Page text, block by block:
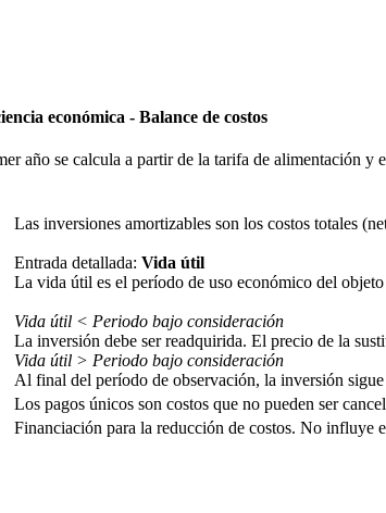
económica - Balance de costos
año se calcula a partir de la tarifa de alimentación y
Las inversiones amortizables son los costos totales
Entrada detallada: Vida útil
La vida útil es el período de uso económico del
Vida útil < Periodo bajo consideración
La inversión debe ser readquirida. El precio de la
Vida útil > Periodo bajo consideración
Al final del período de observación, la inversión
Los pagos únicos son costos que no pueden ser
Financiación para la reducción de costos. No influye